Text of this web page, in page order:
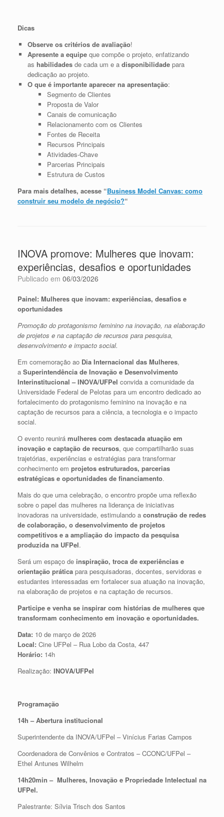
Dicas
Observe os critérios de avaliação!
Apresente a equipeque compõe o projeto, enfatizando
as habilidadesde cada um e a disponibilidadepara
dedicação ao projeto.
O que é importante aparecer na apresentação:
Segmento de Clientes
Proposta de Valor
Canais de comunicação
Relacionamento com os Clientes
Fontes de Receita
Recursos Principais
Atividades-Chave
Parcerias Principais
Estrutura de Custos
Para mais detalhes, acesse “Business Model Canvas: como
construir seu modelo de negócio?“
INOVA promove: Mulheres que inovam:
experiências, desafios e oportunidades
Publicado em 06/03/2026
Painel: Mulheres que inovam: experiências, desafios e
oportunidades
Promoção do protagonismo feminino na inovação, na elaboração
de projetos e na captação de recursos para pesquisa,
desenvolvimento e impacto social.
Em comemoração ao Dia Internacional das Mulheres,
a Superintendência de Inovação e Desenvolvimento
Interinstitucional – INOVA/UFPel convida a comunidade da
Universidade Federal de Pelotas para um encontro dedicado ao
fortalecimento do protagonismo feminino na inovação e na
captação de recursos para a ciência, a tecnologia e o impacto
social.
O evento reunirá mulheres com destacada atuação em
inovação e captação de recursos, que compartilharão suas
trajetórias, experiências e estratégias para transformar
conhecimento em projetos estruturados, parcerias
estratégicas e oportunidades de financiamento.
Mais do que uma celebração, o encontro propõe uma reflexão
sobre o papel das mulheres na liderança de iniciativas
inovadoras na universidade, estimulando a construção de redes
de colaboração, o desenvolvimento de projetos
competitivos e a ampliação do impacto da pesquisa
produzida na UFPel.
Será um espaço de inspiração, troca de experiências e
orientação prática para pesquisadoras, docentes, servidoras e
estudantes interessadas em fortalecer sua atuação na inovação,
na elaboração de projetos e na captação de recursos.
Participe e venha se inspirar com histórias de mulheres que
transformam conhecimento em inovação e oportunidades.
Data: 10 de março de 2026
Local: Cine UFPel – Rua Lobo da Costa, 447
Horário: 14h
Realização: INOVA/UFPel
Programação
14h – Abertura institucional
Superintendente da INOVA/UFPel – Vinícius Farias Campos
Coordenadora de Convênios e Contratos – CCONC/UFPel –
Ethel Antunes Wilhelm
14h20min – Mulheres, Inovação e Propriedade Intelectual na
UFPel.
Palestrante: Sílvia Trisch dos Santos